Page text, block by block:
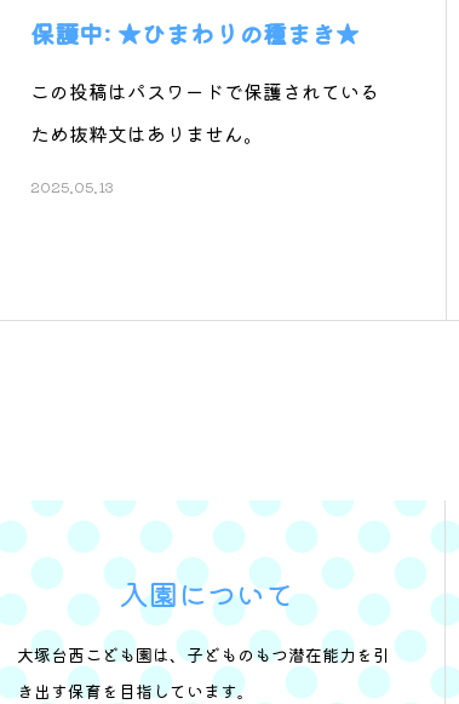
保護中: ★ひまわりの種まき★
この投稿はパスワードで保護されている
ため抜粋文はありません。
2025.05.13
入園について
大塚台西こども園は、子どものもつ潜在能力を引
き出す保育を目指しています。